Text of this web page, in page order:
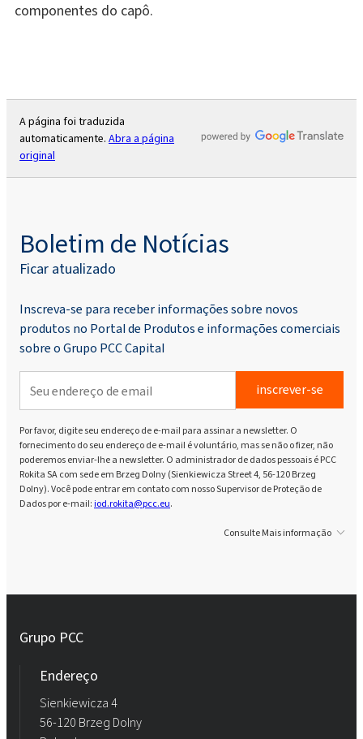
componentes do capô.
A página foi traduzida
automaticamente. Abra a página
original
Boletim de Notícias
Ficar atualizado
Inscreva-se para receber informações sobre novos
produtos no Portal de Produtos e informações comerciais
sobre o Grupo PCC Capital
inscrever-se
Por favor, digite seu endereço de e-mail para assinar a newsletter. O
fornecimento do seu endereço de e-mail é voluntário, mas se não o fizer, não
poderemos enviar-lhe a newsletter. O administrador de dados pessoais é PCC
Rokita SA com sede em Brzeg Dolny (Sienkiewicza Street 4, 56-120 Brzeg
Dolny). Você pode entrar em contato com nosso Supervisor de Proteção de
Dados por e-mail:iod.rokita@pcc.eu.
Consulte Mais informação
Grupo PCC
Endereço
Sienkiewicza 4
56-120 Brzeg Dolny